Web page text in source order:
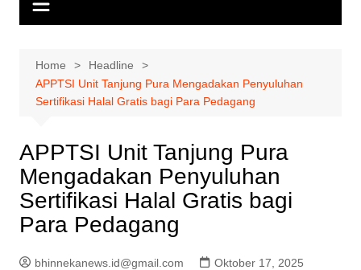
Home
Headline
APPTSI Unit Tanjung Pura Mengadakan Penyuluhan
Sertifikasi Halal Gratis bagi Para Pedagang
APPTSI Unit Tanjung Pura
Mengadakan Penyuluhan
Sertifikasi Halal Gratis bagi
Para Pedagang
bhinnekanews.id@gmail.com
Oktober 17, 2025